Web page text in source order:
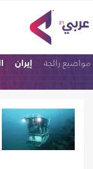
مواضيع رائجة إيران